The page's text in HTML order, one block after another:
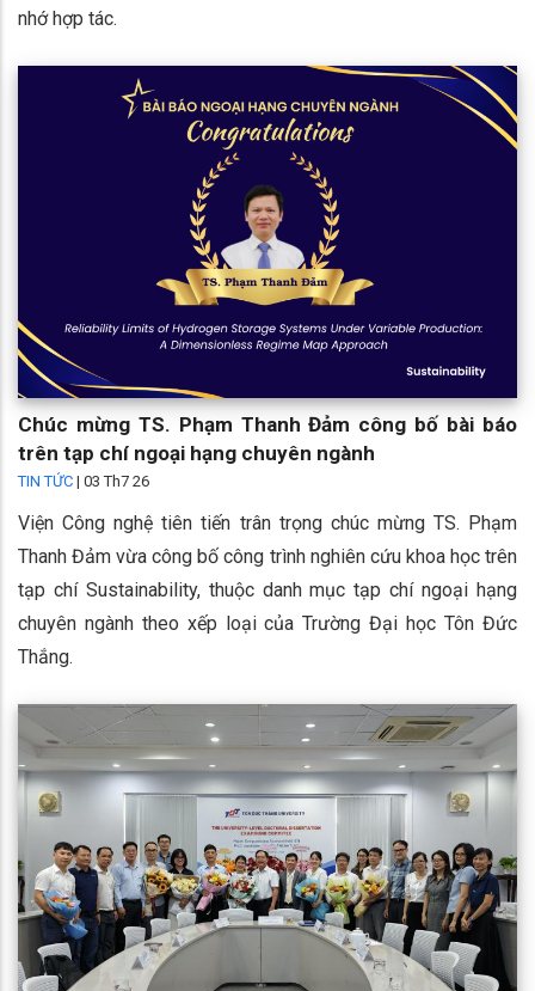
nhớ hợp tác.
Chúc mừng TS. Phạm Thanh Đảm công bố bài báo
trên tạp chí ngoại hạng chuyên ngành
TIN TỨC | 03 Th7 26
Viện Công nghệ tiên tiến trân trọng chúc mừng TS. Phạm
Thanh Đảm vừa công bố công trình nghiên cứu khoa học trên
tạp chí Sustainability, thuộc danh mục tạp chí ngoại hạng
chuyên ngành theo xếp loại của Trường Đại học Tôn Đức
Thắng.